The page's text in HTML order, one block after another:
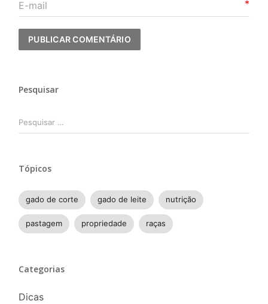
*
Pesquisar
por:
Tópicos
gado de corte gado de leite nutrição
pastagem propriedade raças
Categorias
Dicas